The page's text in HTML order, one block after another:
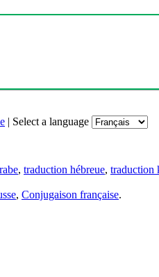
| Select a language
, traduction hébreue, traduction
, Conjugaison française.